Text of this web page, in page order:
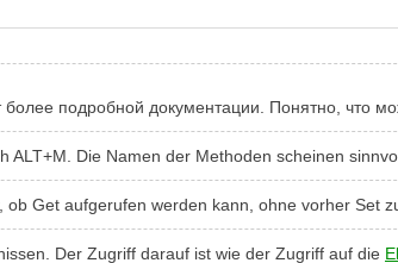
подробной документации. Понятно, что
ALT+M. Die Namen der Methoden scheinen
ob Get aufgerufen werden kann, ohne vorher
Der Zugriff darauf ist wie der Zugriff auf die